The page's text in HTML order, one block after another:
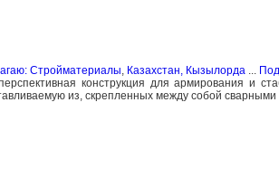
Стройматериалы, Казахстан, Кызылорда...
конструкция для армирования и
из, скрепленных между собой